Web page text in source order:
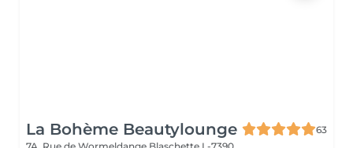
La Bohème Beautylounge
63